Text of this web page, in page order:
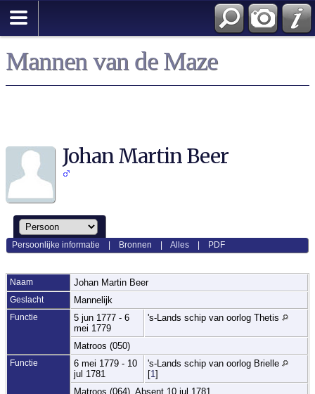
Mannen van de Maze
Johan Martin Beer
Persoonlijke informatie Bronnen |Alles PDF
Naam Johan Martin Beer
Geslacht Mannelijk
Functie
5 jun 1777 - 6
mei 1779
's-Lands schip van oorlog Thetis
Matroos (050)
Functie
6 mei 1779 - 10
jul 1781
's-Lands schip van oorlog Brielle
[1 ]
Matroos (064). Absent 10 jul 1781.